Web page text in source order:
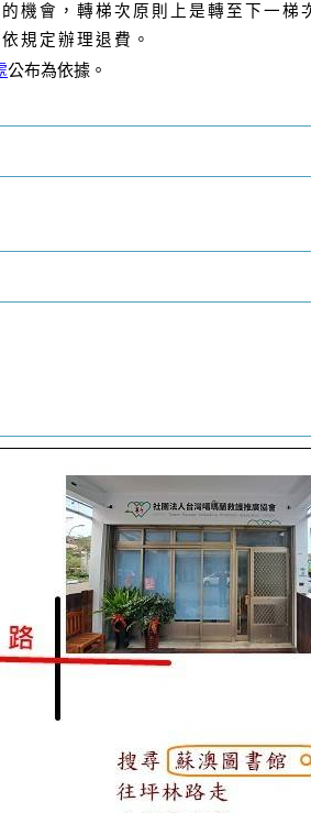
機會，轉梯次原則上是轉至下一梯
規定辦理退費。
公布為依據。